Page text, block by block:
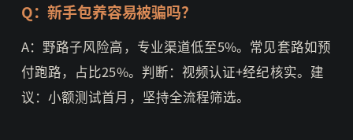
Q：新手包养容易被骗吗？
A：野路子风险高，专业渠道低至5%。常见套路如预
付跑路，占比25%。判断：视频认证+经纪核实。建
议：小额测试首月，坚持全流程筛选。